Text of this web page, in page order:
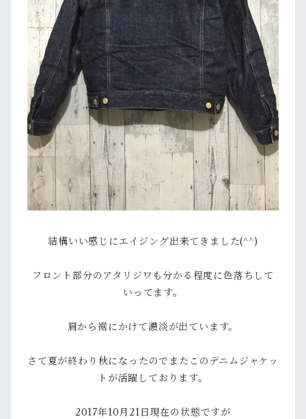
結構いい感じにエイジング出来てきました(^^)
フロント部分のアタリジワも分かる程度に色落ちして
いってます。
肩から裾にかけて濃淡が出ています。
さて夏が終わり秋になったのでまたこのデニムジャケッ
トが活躍しております。
2017年10月21日現在の状態ですが